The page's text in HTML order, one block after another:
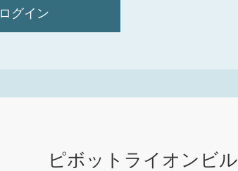
ログイン
ピボットライオンビル